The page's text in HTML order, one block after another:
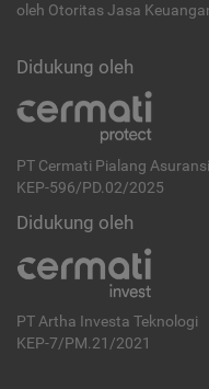
oleh Otoritas Jasa
Didukung oleh
PT Cermati Pialang Asuransi
KEP-596/PD.02/2025
Didukung oleh
PT Artha Investa Teknologi
KEP-7/PM.21/2021